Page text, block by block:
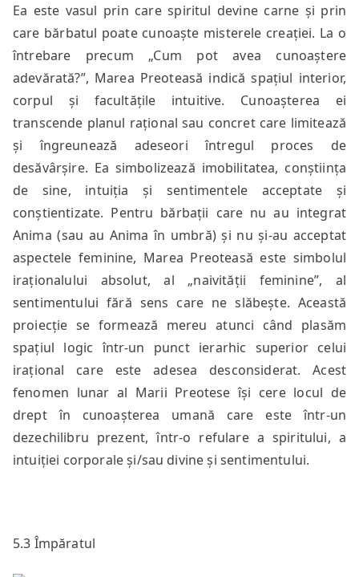
Ea este vasul prin care spiritul devine carne și prin
care bărbatul poate cunoaște misterele creației. La o
întrebare precum „Cum pot avea cunoaștere
adevărată?”, Marea Preoteasă indică spațiul interior,
corpul și facultățile intuitive. Cunoașterea ei
transcende planul rațional sau concret care limitează
și îngreunează adeseori întregul proces de
desăvârșire. Ea simbolizează imobilitatea, conștiința
de sine, intuiția și sentimentele acceptate și
conștientizate. Pentru bărbații care nu au integrat
Anima (sau au Anima în umbră) și nu și-au acceptat
aspectele feminine, Marea Preoteasă este simbolul
iraționalului absolut, al „naivității feminine”, al
sentimentului fără sens care ne slăbește. Această
proiecție se formează mereu atunci când plasăm
spațiul logic într-un punct ierarhic superior celui
irațional care este adesea desconsiderat. Acest
fenomen lunar al Marii Preotese își cere locul de
drept în cunoașterea umană care este într-un
dezechilibru prezent, într-o refulare a spiritului, a
intuiției corporale și/sau divine și sentimentului.
5.3 Împăratul